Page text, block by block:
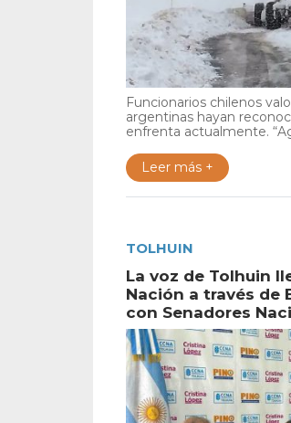
Funcionarios chilenos
argentinas hayan
enfrenta actualmente.
Leer más +
TOLHUIN
La voz de Tolhuin
Nación a través de
con Senadores